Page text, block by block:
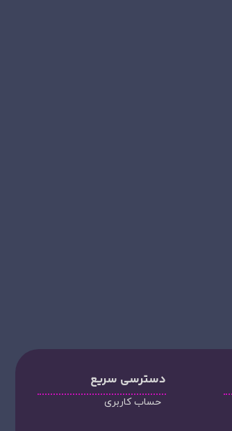
دسترسی سریع
حساب کاربری